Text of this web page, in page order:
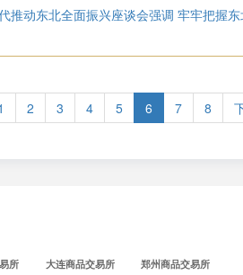
推动东北全面振兴座谈会强调 牢牢把握
2 3 4 5 6 7 8
所 大连商品交易所 郑州商品交易所